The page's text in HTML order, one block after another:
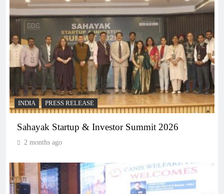
INDIA PRESS RELEASE
Sahayak Startup & Investor Summit 2026
2 months ago